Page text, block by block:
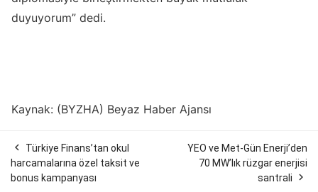
duyuyorum” dedi.
Kaynak: (BYZHA) Beyaz Haber Ajansı

Türkiye Finans’tan okul
harcamalarına özel taksit ve
bonus kampanyası
YEO ve Met-Gün Enerji’den
70 MW’lık rüzgar enerjisi
santrali
